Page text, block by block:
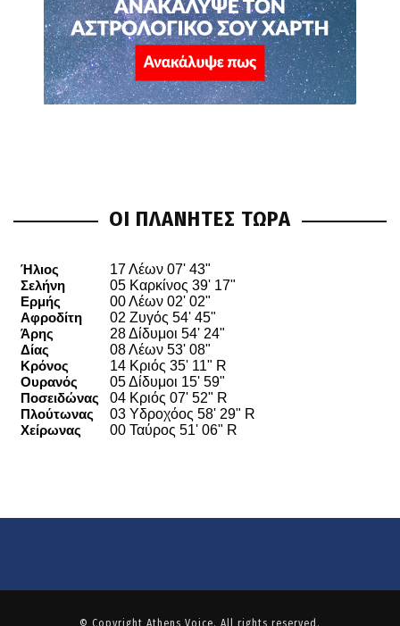
ΟΙ ΠΛΑΝΗΤΕΣ ΤΩΡΑ
© Copyright Athens Voice. All rights reserved.